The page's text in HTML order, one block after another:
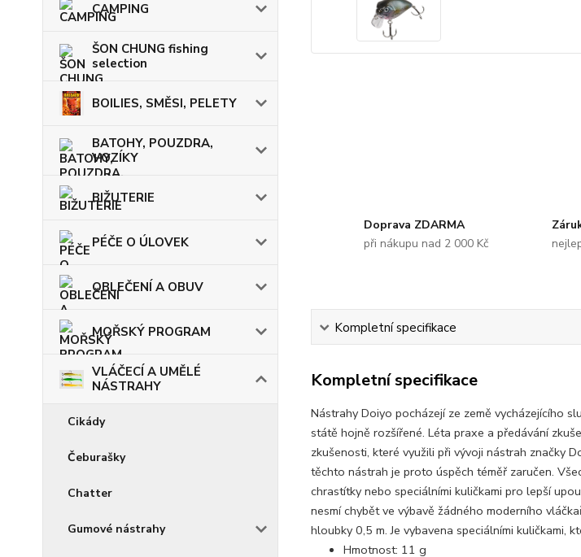
CAMPING
ŠON CHUNG fishing
selection
BOILIES, SMĚSI, PELETY
BATOHY, POUZDRA,
VOZÍKY
BIŽUTERIE
PÉČE O ÚLOVEK
OBLEČENÍ A OBUV
MOŘSKÝ PROGRAM
VLÁČECÍ A UMĚLÉ
NÁSTRAHY
Cikády
Čeburašky
Chatter
Gumové nástrahy
Doprava ZDARMA
při nákupu nad 2 000 Kč
Kompletní specifikace
Kompletní specifikace
Nástrahy Doiyo pocházejí ze země vycházejícího
státě hojně rozšířené. Léta praxe a předávání
zkušenosti, které využili při vývoji nástrah značky
těchto nástrah je proto úspěch téměř zaručen.
chrastítky nebo speciálními kuličkami pro lepší
nesmí chybět ve výbavě žádného moderního
hloubky 0,5 m. Je vybavena speciálními kuličkami,
Hmotnost: 11 g